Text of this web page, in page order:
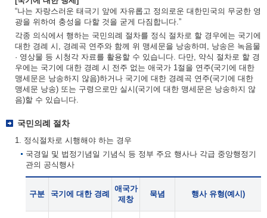
“나는 자랑스러운 태극기 앞에 자유롭고 정의로운 대한민국의 무궁한 영
광을 위하여 충성을 다할 것을 굳게 다짐합니다.”
각종 의식에서 행하는 국민의례 절차를 정식 절차로 할 경우에는 국기에
대한 경례 시, 경례곡 연주와 함께 위 맹세문을 낭송하며, 낭송은 녹음물
· 영상물 등 시청각 자료를 활용할 수 있습니다. 다만, 약식 절차로 할 경
우에는 국기에 대한 경례 시 전주 없는 애국가 1절을 연주(국기에 대한
맹세문은 낭송하지 않음)하거나 국기에 대한 경례곡 연주(국기에 대한
맹세문 낭송) 또는 구령으로만 실시(국기에 대한 맹세문은 낭송하지 않
음)할 수 있습니다.
국민의례 절차
1. 정식절차로 시행해야 하는 경우
국경일 및 법정기념일 기념식 등 정부 주요 행사나 각급 중앙행정기
관의 공식행사
구분 국기에 대한 경례
애국가
제창
묵념 행사 유형(예시)